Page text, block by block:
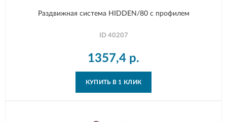
Раздвижная система HIDDEN/80 с профилем
ID 40207
1357,4 р.
КУПИТЬ В 1 КЛИК